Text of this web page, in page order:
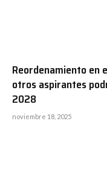
Reordenamiento en
otros aspirantes
2028
noviembre 18, 2025